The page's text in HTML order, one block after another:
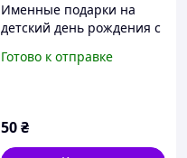
Именные подарки на
детский день рождения с
Готово к отправке
50₴